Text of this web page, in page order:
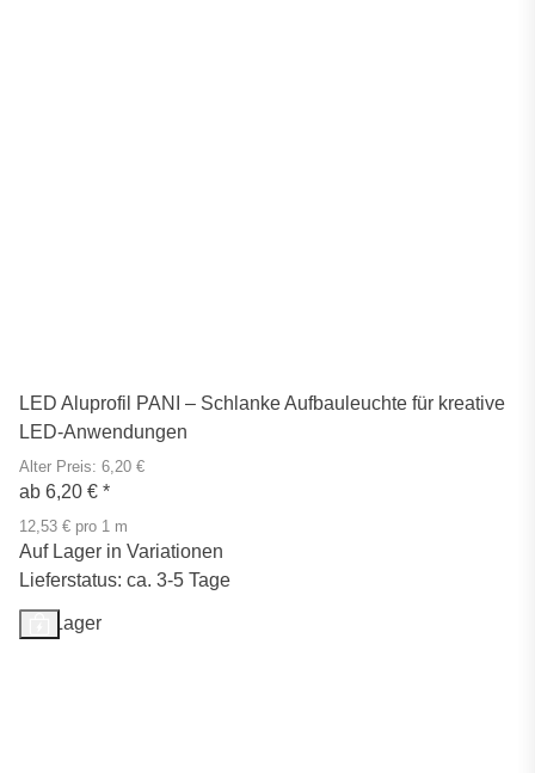
LED Aluprofil PANI – Schlanke Aufbauleuchte für kreative
LED-Anwendungen
Alter Preis: 6,20 €
ab 6,20 € *
12,53 € pro 1 m
Auf Lager in Variationen
Lieferstatus: ca. 3-5 Tage
Auf Lager